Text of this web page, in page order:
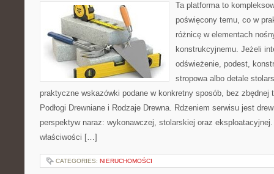
Ta platforma to
poświęcony temu, co w
różnicę w elementach
konstrukcyjnemu. Jeżeli
odświeżenie, podest,
stropowa albo detale
praktyczne wskazówki podane w konkretny sposób, bez zbędnej
Podłogi Drewniane i Rodzaje Drewna. Rdzeniem serwisu jest
perspektyw naraz: wykonawczej, stolarskiej oraz
właściwości […]
CATEGORIES: NIERUCHOMOŚCI